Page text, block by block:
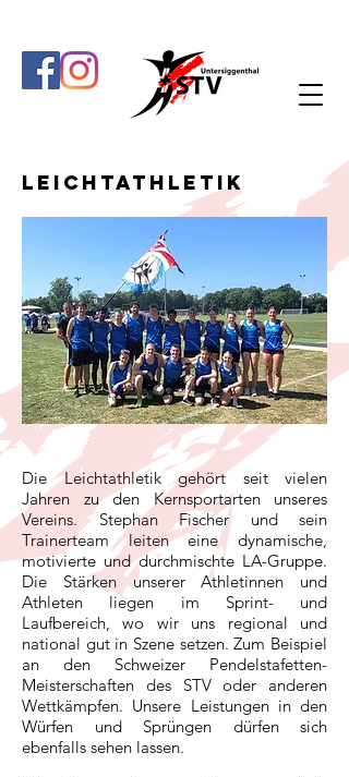
Leichtathletik
Die Leichtathletik gehört seit vielen
Jahren zu den Kernsportarten unseres
Vereins. Stephan Fischer und sein
Trainerteam leiten eine dynamische,
motivierte und durchmischte LA-Gruppe.
Die Stärken unserer Athletinnen und
Athleten liegen im Sprint- und
Laufbereich, wo wir uns regional und
national gut in Szene setzen. Zum Beispiel
an den Schweizer Pendelstafetten-
Meisterschaften des STV oder anderen
Wettkämpfen. Unsere Leistungen in den
Würfen und Sprüngen dürfen sich
ebenfalls sehen lassen.